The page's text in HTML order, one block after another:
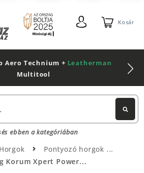
Kosár
Aero Technium + Leatherman
Multitool
ebben a kategóriában
Horgok
Pontyozó horgok
Korum Xpert Power...